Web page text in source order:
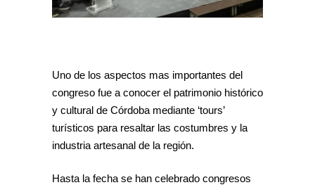
Uno de los aspectos mas importantes del
congreso fue a conocer el patrimonio histórico
y cultural de Córdoba mediante ‘tours’
turísticos para resaltar las costumbres y la
industria artesanal de la región.
Hasta la fecha se han celebrado congresos